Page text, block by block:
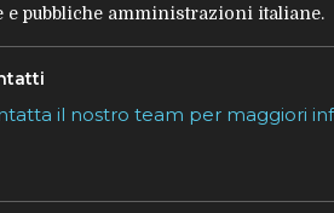
pubbliche amministrazioni italiane.
il nostro team per maggiori